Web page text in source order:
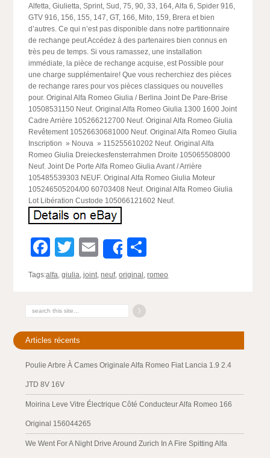
Alfetta, Giulietta, Sprint, Sud, 75, 90, 33, 164, Alfa 6, Spider 916,
GTV 916, 156, 155, 147, GT, 166, Mito, 159, Brera et bien
d’autres. Ce qui n’est pas disponible dans notre partitionnaire
de rechange peut Accédez à des partenaires bien connus en
très peu de temps. Si vous ramassez, une installation
immédiate, la pièce de rechange acquise, est Possible pour
une charge supplémentaire! Que vous recherchiez des pièces
de rechange rares pour vos pièces classiques ou nouvelles
pour. Original Alfa Romeo Giulia / Berlina Joint De Pare-Brise
10508531150 Neuf. Original Alfa Romeo Giulia 1300 1600 Joint
Cadre Arrière 105266212700 Neuf. Original Alfa Romeo Giulia
Revêtement 10526630681000 Neuf. Original Alfa Romeo Giulia
Inscription » Nouva » 115255610202 Neuf. Original Alfa
Romeo Giulia Dreieckesfensterrahmen Droite 105065508000
Neuf. Joint De Porte Alfa Romeo Giulia Avant / Arrière
105485539303 NEUF. Original Alfa Romeo Giulia Moteur
105246505204/00 60703408 Neuf. Original Alfa Romeo Giulia
Lot Libération Custode 105066121602 Neuf.
Facebook
Twitter
EmailShare
Tags:alfa,giulia,joint,neuf,original ,romeo
Articles récents
Poulie Arbre À Cames Originale Alfa Romeo Fiat Lancia 1.9 2.4
JTD 8V 16V
Moirina Leve Vitre Électrique Côté Conducteur Alfa Romeo 166
Original 156044265
We Went For A Night Drive Around Zurich In A Fire Spitting Alfa